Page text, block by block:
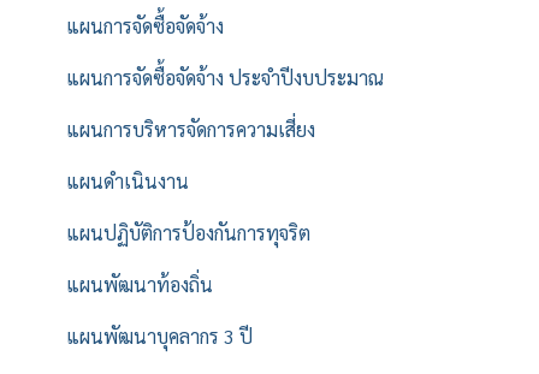
แผนการจัดซื้อจัดจ้าง
แผนการจัดซื้อจัดจ้าง ประจำปีงบประมาณ
แผนการบริหารจัดการความเสี่ยง
แผนดำเนินงาน
แผนปฏิบัติการป้องกันการทุจริต
แผนพัฒนาท้องถิ่น
แผนพัฒนาบุคลากร 3 ปี